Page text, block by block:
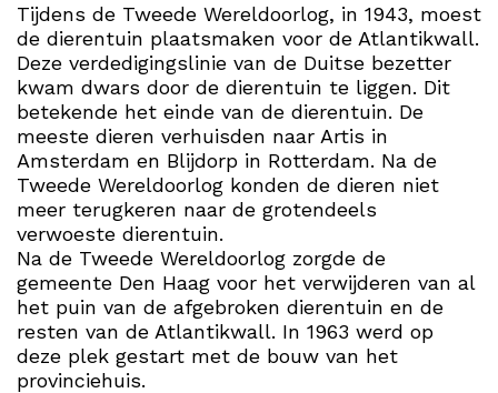
Tijdens de Tweede Wereldoorlog, in 1943, moest
de dierentuin plaatsmaken voor de Atlantikwall.
Deze verdedigingslinie van de Duitse bezetter
kwam dwars door de dierentuin te liggen. Dit
betekende het einde van de dierentuin. De
meeste dieren verhuisden naar Artis in
Amsterdam en Blijdorp in Rotterdam. Na de
Tweede Wereldoorlog konden de dieren niet
meer terugkeren naar de grotendeels
verwoeste dierentuin.
Na de Tweede Wereldoorlog zorgde de
gemeente Den Haag voor het verwijderen van al
het puin van de afgebroken dierentuin en de
resten van de Atlantikwall. In 1963 werd op
deze plek gestart met de bouw van het
provinciehuis.